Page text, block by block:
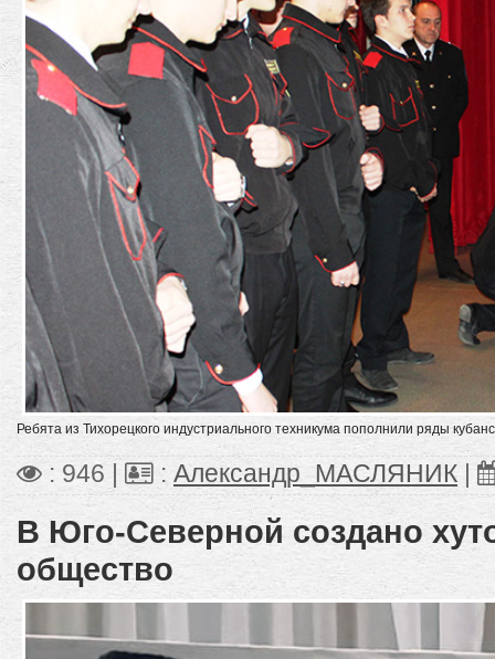
Ребята из Тихорецкого индустриального техникума пополнили ряды
: 946 | : Александр_МАСЛЯНИК
В Юго-Северной создано
общество